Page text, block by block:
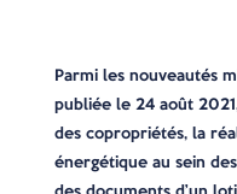
Parmi les nouveautés
publiée le 24 août
des copropriétés, la
énergétique au sein